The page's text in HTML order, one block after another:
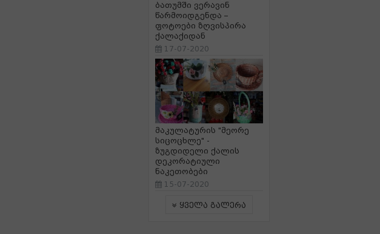
ბათუმში ვერავინ
წარმოიდგენდა –
ფოტოები ზღვისპირა
ქალაქიდან
17-07-2020
მაკულატურის "მეორე
სიცოცხლე" -
ზუგდიდელი ქალის
დეკორატიული
ნაკეთობები
15-07-2020
ყველა გალერა